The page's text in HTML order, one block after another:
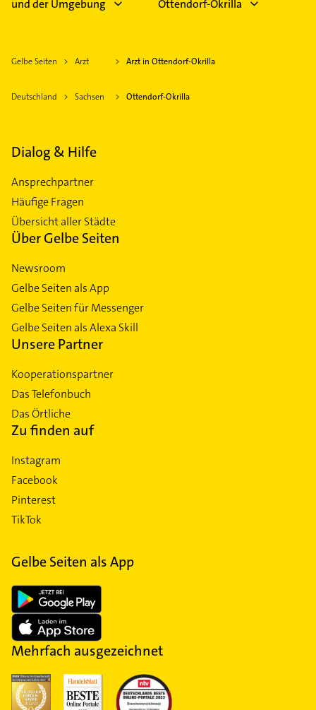
und der Umgebung
Ottendorf-Okrilla
Gelbe Seiten Arzt Arzt in Ottendorf-Okrilla
Deutschland Sachsen Ottendorf-Okrilla
Dialog & Hilfe
Ansprechpartner
Häufige Fragen
Übersicht aller Städte
Über Gelbe Seiten
Newsroom
Gelbe Seiten als App
Gelbe Seiten für Messenger
Gelbe Seiten als Alexa Skill
Unsere Partner
Kooperationspartner
Das Telefonbuch
Das Örtliche
Zu finden auf
Instagram
Facebook
Pinterest
TikTok
Gelbe Seiten als App
Mehrfach ausgezeichnet